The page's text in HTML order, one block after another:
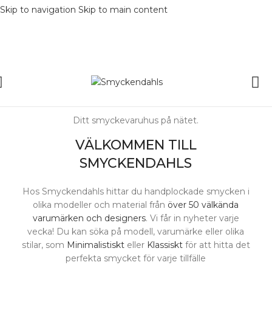
Skip to navigation Skip to main content
Ditt smyckevaruhus på nätet.
VÄLKOMMEN TILL
SMYCKENDAHLS
Hos Smyckendahls hittar du handplockade smycken i
olika modeller och material från över 50 välkända
varumärken och designers. Vi får in nyheter varje
vecka! Du kan söka på modell, varumärke eller olika
stilar, som Minimalistiskteller Klassisktför att hitta det
perfekta smycket för varje tillfälle